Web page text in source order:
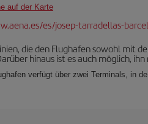
auf der Karte
es/josep-tarradellas-
die den Flughafen sowohl mit
hinaus ist es auch möglich,
verfügt über zwei Terminals, in